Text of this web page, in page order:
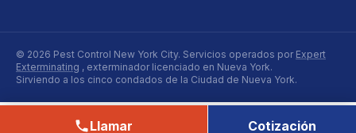
© 2026 Pest Control New York City. Servicios operados por Expert
Exterminating , exterminador licenciado en Nueva York.
Sirviendo a los cinco condados de la Ciudad de Nueva York.
Llamar Cotización